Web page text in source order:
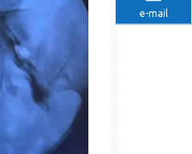
e-mail